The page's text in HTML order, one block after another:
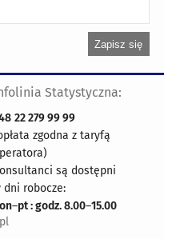
Statystyczna:
22 279 99 99
zgodna z taryfą
są dostępni
dni robocze:
–pt : godz. 8.00–15.00